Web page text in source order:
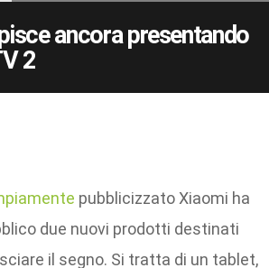
ancora presentando
2
pubblicizzato Xiaomi ha
due nuovi prodotti destinati
il segno. Si tratta di un tablet,